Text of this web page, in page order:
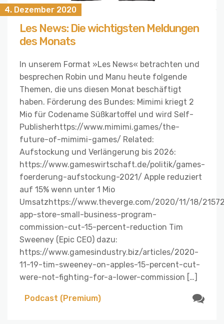
4. Dezember 2020
Les News: Die wichtigsten Meldungen
des Monats
In unserem Format »Les News« betrachten und
besprechen Robin und Manu heute folgende
Themen, die uns diesen Monat beschäftigt
haben. Förderung des Bundes: Mimimi kriegt 2
Mio für Codename Süßkartoffel und wird Self-
Publisherhttps://www.mimimi.games/the-
future-of-mimimi-games/ Related:
Aufstockung und Verlängerung bis 2026:
https://www.gameswirtschaft.de/politik/games-
foerderung-aufstockung-2021/ Apple reduziert
auf 15% wenn unter 1 Mio
Umsatzhttps://www.theverge.com/2020/11/18/
app-store-small-business-program-
commission-cut-15-percent-reduction Tim
Sweeney (Epic CEO) dazu:
https://www.gamesindustry.biz/articles/2020-
11-19-tim-sweeney-on-apples-15-percent-cut-
were-not-fighting-for-a-lower-commission […]
Podcast (Premium)